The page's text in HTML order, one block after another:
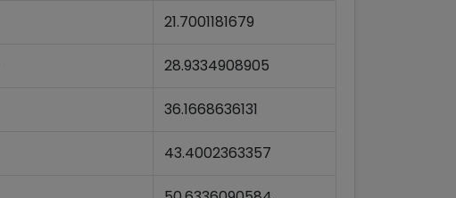
21.7001181679
28.9334908905
36.1668636131
43.4002363357